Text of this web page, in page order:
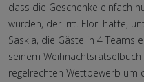
dass die Geschenke einfach
wurden, der irrt. Flori hatte,
Saskia, die Gäste in 4 Teams
seinem
regelrechten Wettbewerb um